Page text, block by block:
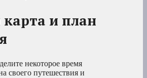
и план
некоторое время
своего путешествия и